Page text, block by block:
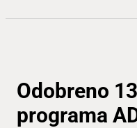
Odobreno
programa